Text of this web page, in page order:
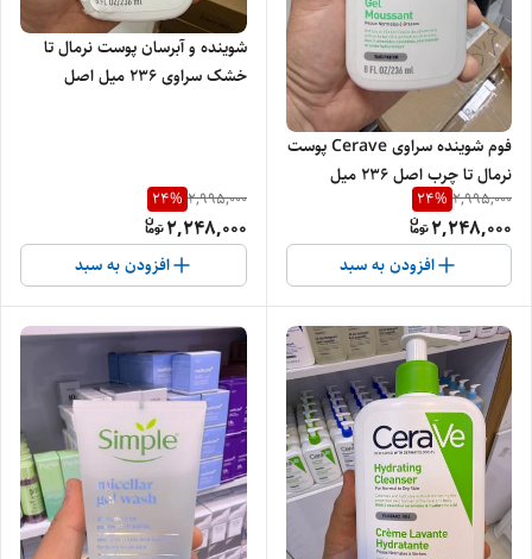
فوم شوینده سراوی Cerave پوست
نرمال تا چرب اصل ۲۳۶ میل
2,995,000
24%
2,248,000
افزودن به سبد
شوینده و آبرسان پوست نرمال تا
خشک سراوی 236 میل اصل
2,995,000
24%
2,248,000
افزودن به سبد